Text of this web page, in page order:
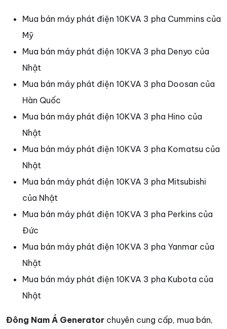
Mua bán máy phát điện 10KVA 3 pha Cummins của
Mỹ
Mua bán máy phát điện 10KVA 3 pha Denyo của
Nhật
Mua bán máy phát điện 10KVA 3 pha Doosan của
Hàn Quốc
Mua bán máy phát điện 10KVA 3 pha Hino của
Nhật
Mua bán máy phát điện 10KVA 3 pha Komatsu của
Nhật
Mua bán máy phát điện 10KVA 3 pha Mitsubishi
của Nhật
Mua bán máy phát điện 10KVA 3 pha Perkins của
Đức
Mua bán máy phát điện 10KVA 3 pha Yanmar của
Nhật
Mua bán máy phát điện 10KVA 3 pha Kubota của
Nhật
Đông Nam Á Generator chuyên cung cấp, mua bán,